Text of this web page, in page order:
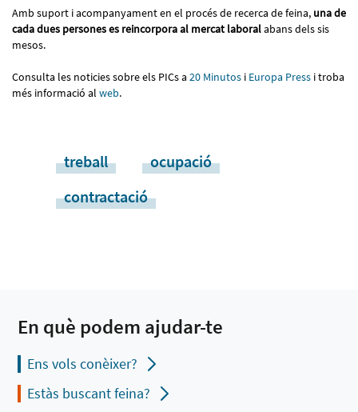
Amb suport i acompanyament en el procés de recerca de feina, una de
cada dues persones es reincorpora al mercat laboralabans dels sis
mesos.
Consulta les noticies sobre els PICs a 20 Minutos i Europa Press i troba
més informació al web.
treball
ocupació
contractació
En què podem ajudar-te
Ens vols conèixer?
Estàs buscant feina?